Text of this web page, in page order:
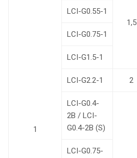
1
1,5
LCI-G0.55-1
LCI-G0.75-1
LCI-G1.5-1
LCI-G2.2-1 2
LCI-G0.4-
2B / LCI-
G0.4-2B (S)
LCI-G0.75-